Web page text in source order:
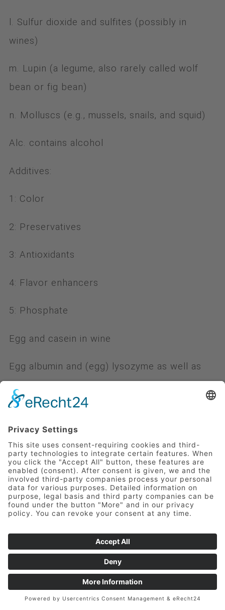
l. Sulfur dioxide and sulfites (possibly in
wines)
m. Lupin (a legume, also rarely called wolf
bean or fig bean)
n. Molluscs (e.g., mussels, snails, and squid)
Alc. contains alcohol
Additives:
1: Color
2: Preservatives
3: Antioxidants
4: Flavor enhancers
5: Phosphate
Egg and casein in wine
Egg albumin and (egg) lysozyme as well as
production. However, until June 30, 2012,
declaration as ingredients in wines, in
accordance with Directive 2005/26. Wines
that were placed on the market or labeled
before this date may continue to be sold until
existing stocks are depleted.
For all newer wines treated with these
substances, however, the allergens must be
declared as ingredients. This is in accordance
with regulations issued by the Federal
English